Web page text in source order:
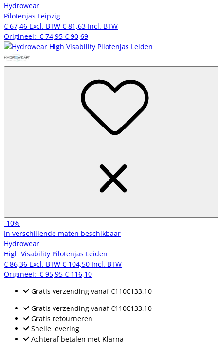
Hydrowear
Pilotenjas Leipzig
€ 67,46 Excl. BTW € 81,63 Incl. BTW
Origineel: € 74,95 € 90,69
-10%
In verschillende maten beschikbaar
Hydrowear
High Visability Pilotenjas Leiden
€ 86,36 Excl. BTW € 104,50 Incl. BTW
Origineel: € 95,95 € 116,10
Gratis verzending vanaf€110€133,10
Gratis verzending vanaf€110€133,10
Gratis retourneren
Snelle levering
Achteraf betalen met Klarna